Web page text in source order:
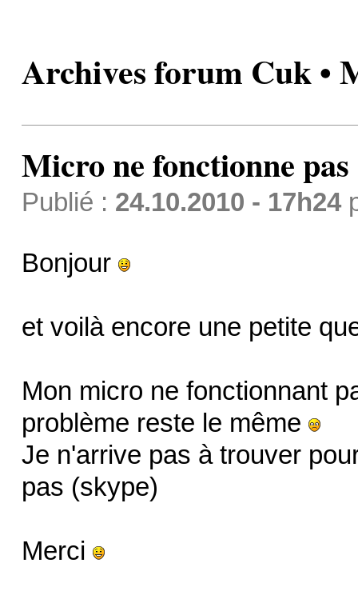
Archives forum Cuk •
Micro ne fonctionne
Publié : 24.10.2010 - 17h24
Bonjour
et voilà encore une petite
Mon micro ne fonctionnant
problème reste le même
Je n'arrive pas à trouver
pas (skype)
Merci